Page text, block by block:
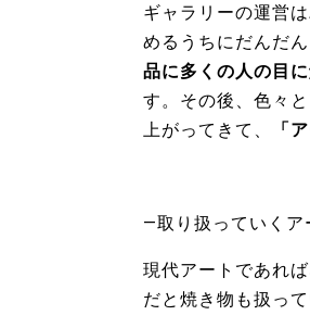
ギャラリーの運営
めるうちにだんだ
品に多くの人の目
す。その後、色々
上がってきて、
「
―取り扱っていくア
現代アートであれ
だと焼き物も扱って